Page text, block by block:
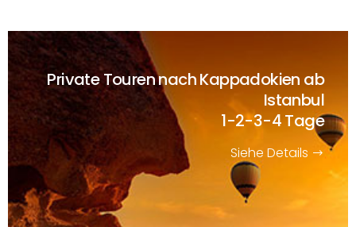
Private Touren nach Kappadokien ab
Istanbul
1-2-3-4 Tage
Siehe Details